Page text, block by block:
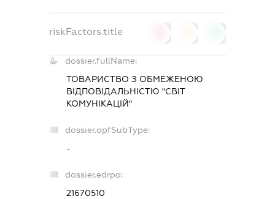
riskFactors.title
dossier.fullName:
ТОВАРИСТВО З ОБМЕЖЕНОЮ
ВІДПОВІДАЛЬНІСТЮ "СВІТ
КОМУНІКАЦІЙ"
dossier.opfSubType:
-
dossier.edrpo:
21670510